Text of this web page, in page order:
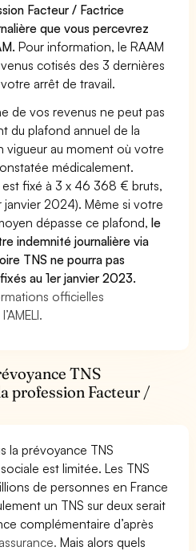
Facteur / Factrice
que vous percevrez
Pour information, le RAAM
cotisés des 3 dernières
arrêt de travail.
de vos revenus ne peut pas
du plafond annuel de la
vigueur au moment où votre
médicalement.
fixé à 3 x 46 368 € bruts,
janvier 2024). Même si votre
dépasse ce plafond,le
indemnité journalière via
TNS ne pourra pas
au 1er janvier 2023.
officielles
TNS
profession Facteur /
la prévoyance TNS
est limitée. Les TNS
de personnes en France
un TNS sur deux serait
complémentaire d’après
Mais alors quels